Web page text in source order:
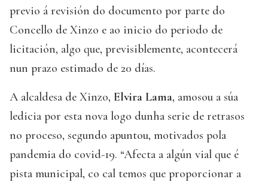
previo á revisión do documento por parte do
Concello de Xinzo e ao inicio do periodo de
licitación, algo que, previsiblemente, acontecerá
nun prazo estimado de 20 días.
A alcaldesa de Xinzo, Elvira Lama, amosou a súa
ledicia por esta nova logo dunha serie de retrasos
no proceso, segundo apuntou, motivados pola
pandemia do covid-19. “Afecta a algún vial que é
pista municipal, co cal temos que proporcionar a